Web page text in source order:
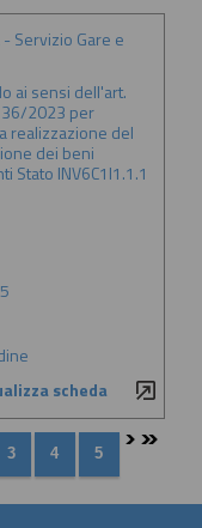
Servizio Gare e
ai sensi dell'art.
36/2023 per
realizzazione del
dei beni
Stato INV6C1I1.1.1
scheda